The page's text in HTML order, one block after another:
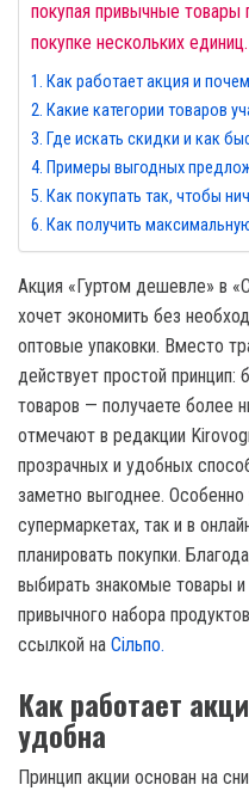
покупая привычные
покупке нескольких единиц.
Как работает акция и
Какие категории товаров
Где искать скидки и как
Примеры выгодных
Как покупать так, чтобы
Как получить
Акция «Гуртом дешевле» в
хочет экономить без
оптовые упаковки. Вместо
действует простой принцип:
товаров — получаете более
отмечают в редакции
прозрачных и удобных
заметно выгоднее. Особенно
супермаркетах, так и в
планировать покупки.
выбирать знакомые товары
привычного набора
ссылкой на Сільпо.
Как работает
удобна
Принцип акции основан на